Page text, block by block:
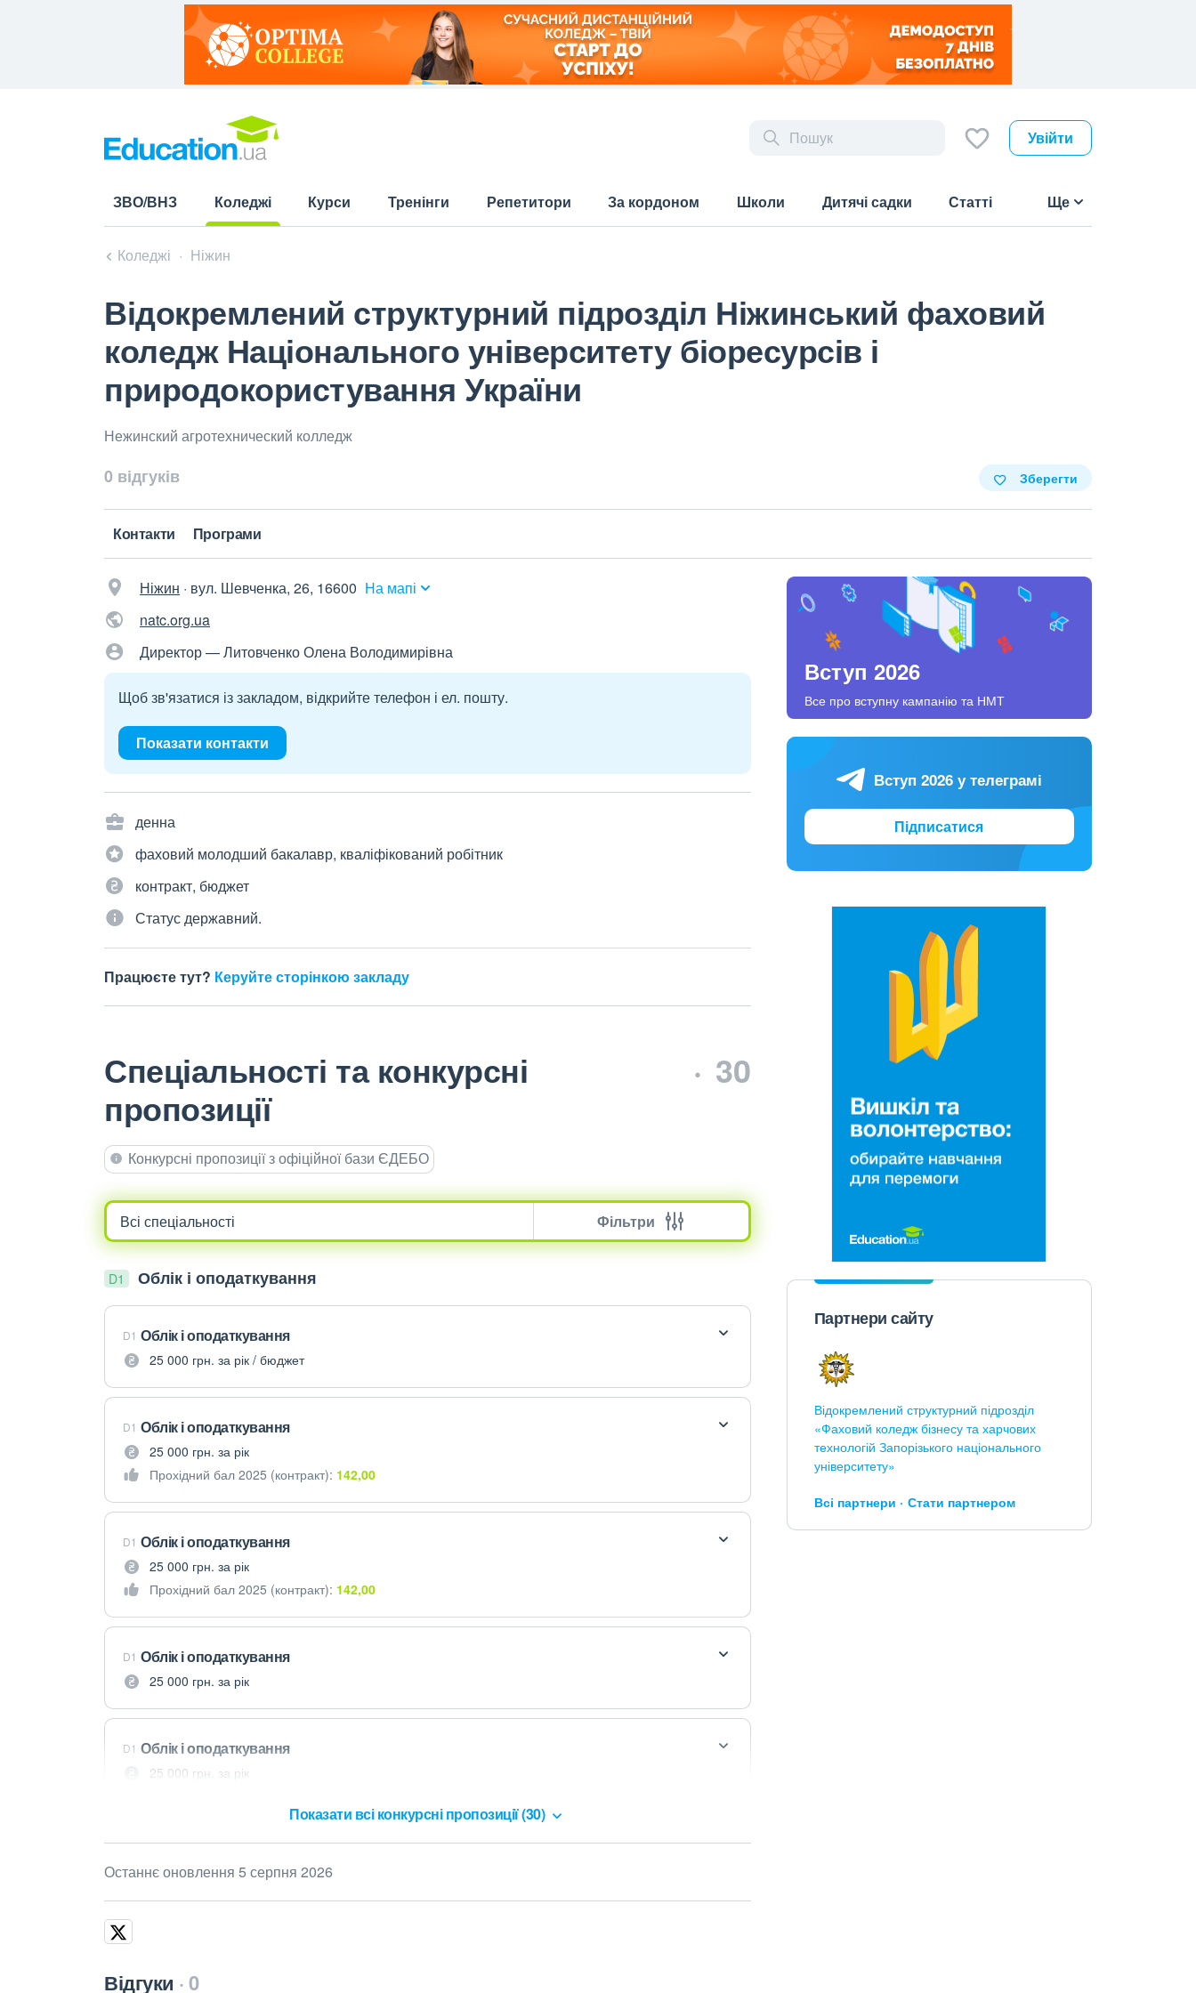
Увійти
ЗВО/ВНЗ
Коледжі
Курси Тренінги Репетитори За кордоном Школи Дитячі садки Статті Ще
Коледжі Ніжин
Відокремлений структурний підрозділ Ніжинський фаховий
коледж Національного університету біоресурсів і
природокористування України
Нежинский агротехнический колледж
0 відгуків Зберегти
Контакти Програми
Ніжин · вул. Шевченка, 26, 16600 На мапі
natc.org.ua
Директор — Литовченко Олена Володимирівна
Щоб зв'язатися із закладом, відкрийте телефон і ел. пошту.
Показати контакти
денна
фаховий молодший бакалавр, кваліфікований робітник
контракт, бюджет
Статус державний.
Працюєте тут? Керуйте сторінкою закладу
Спеціальності та конкурсні
пропозиції
30
Конкурсні пропозиції з офіційної бази ЄДЕБО
Фільтри
D1 Облік і оподаткування
D1 Облік і оподаткування
25 000 грн. за рік / бюджет
D1 Облік і оподаткування
25 000 грн. за рік
Прохідний бал 2025 (контракт): 142,00
D1 Облік і оподаткування
25 000 грн. за рік
Прохідний бал 2025 (контракт): 142,00
D1 Облік і оподаткування
25 000 грн. за рік
D1 Облік і оподаткування
25 000 грн. за рік
Показати всі конкурсні пропозиції (30)
Останнє оновлення 5 серпня 2026
Відгуки 0
Вступ 2026
Все про вступну кампанію та НМТ
Вступ 2026 у телеграмі
Підписатися
Партнери сайту
Відокремлений структурний підрозділ
«Фаховий коледж бізнесу та харчових
технологій Запорізького національного
університету»
Всі партнери Стати партнером